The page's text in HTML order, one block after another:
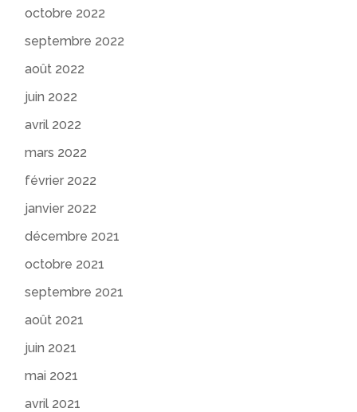
octobre 2022
septembre 2022
août 2022
juin 2022
avril 2022
mars 2022
février 2022
janvier 2022
décembre 2021
octobre 2021
septembre 2021
août 2021
juin 2021
mai 2021
avril 2021